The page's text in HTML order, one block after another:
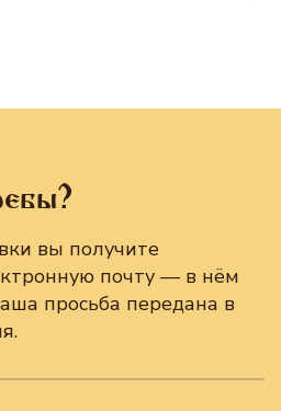
вы получите
почту — в нём
просьба передана в